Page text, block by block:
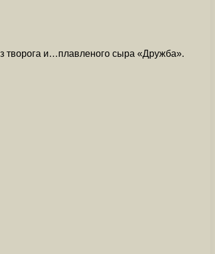
творога и…плавленого сыра «Дружба».